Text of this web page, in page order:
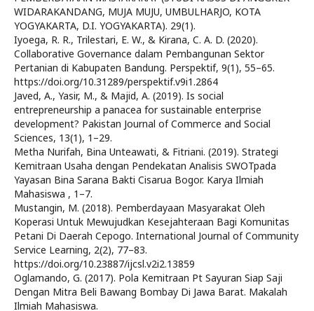
WIDARAKANDANG, MUJA MUJU, UMBULHARJO, KOTA
YOGYAKARTA, D.I. YOGYAKARTA). 29(1).
Iyoega, R. R., Trilestari, E. W., & Kirana, C. A. D. (2020).
Collaborative Governance dalam Pembangunan Sektor
Pertanian di Kabupaten Bandung. Perspektif, 9(1), 55–65.
https://doi.org/10.31289/perspektif.v9i1.2864
Javed, A., Yasir, M., & Majid, A. (2019). Is social
entrepreneurship a panacea for sustainable enterprise
development? Pakistan Journal of Commerce and Social
Sciences, 13(1), 1–29.
Metha Nurifah, Bina Unteawati, & Fitriani. (2019). Strategi
Kemitraan Usaha dengan Pendekatan Analisis SWOTpada
Yayasan Bina Sarana Bakti Cisarua Bogor. Karya Ilmiah
Mahasiswa , 1–7.
Mustangin, M. (2018). Pemberdayaan Masyarakat Oleh
Koperasi Untuk Mewujudkan Kesejahteraan Bagi Komunitas
Petani Di Daerah Cepogo. International Journal of Community
Service Learning, 2(2), 77–83.
https://doi.org/10.23887/ijcsl.v2i2.13859
Oglamando, G. (2017). Pola Kemitraan Pt Sayuran Siap Saji
Dengan Mitra Beli Bawang Bombay Di Jawa Barat. Makalah
Ilmiah Mahasiswa.